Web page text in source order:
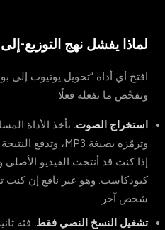
لماذا يفشل نهج التوزيع-
افتح أي أداة “تحويل يوتيوب إلى
وتفحّص ما تفعله فعلًا:
استخراج الصوت. تأخذ الأداة
إذا كنت قد أنتجت الفيديو
كبودكاست. وهو غير نافع إن كنت
شخص آخر.
تشغيل النسخ النصي فقط. فئة